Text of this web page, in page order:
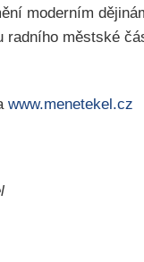
moderním
radního městské
www.menetekel.cz